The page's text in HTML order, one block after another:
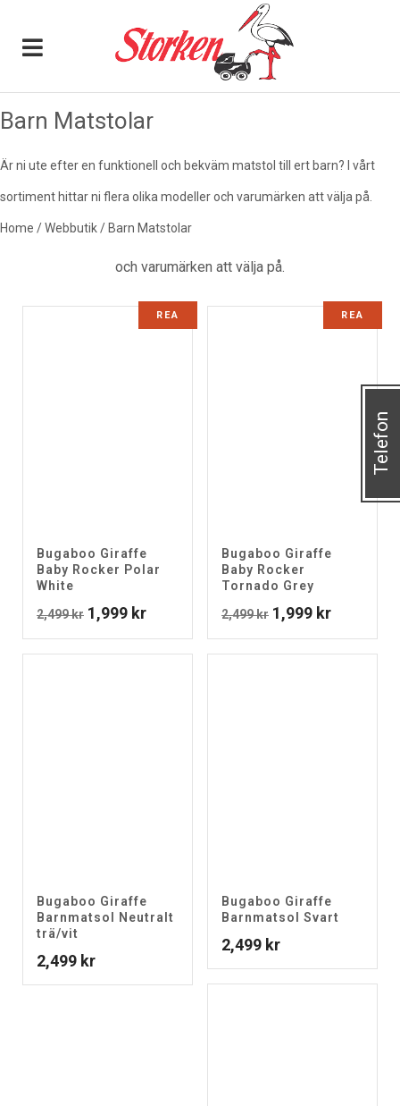
Barn Matstolar
Är ni ute efter en funktionell och bekväm matstol till ert barn? I vårt
sortiment hittar ni flera olika modeller och varumärken att välja på.
Home /Webbutik/ Barn Matstolar
Är ni ute efter en funktionell och bekväm matstol till
och varumärken att välja på.
REA
Bugaboo Giraffe
Baby Rocker Polar
White
2,499kr Det
priset
1,999 krDet
priset
REA
Bugaboo Giraffe
Baby Rocker
Tornado Grey
2,499kr Det
priset
1,999 krDet
priset
Bugaboo Giraffe
Barnmatsol Neutralt
trä/vit
2,499 kr
Bugaboo Giraffe
Barnmatsol Svart
2,499 kr
Telefon